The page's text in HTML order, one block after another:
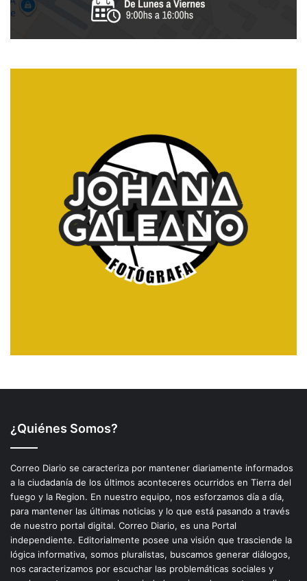
¿Quiénes Somos?
Correo Diario se caracteriza por mantener diariamente informados
a la ciudadanía de los últimos aconteceres ocurridos en Tierra del
fuego y la Region. En nuestro equipo, nos esforzamos día a día,
para mantener las últimas noticias y lo que está pasando a través
de nuestro portal digital. Correo Diario, es una Portal
independiente. Editorialmente posee una visión que trasciende la
lógica informativa, somos pluralistas, buscamos generar diálogos,
nos caracterizamos por escuchar las problemáticas sociales y